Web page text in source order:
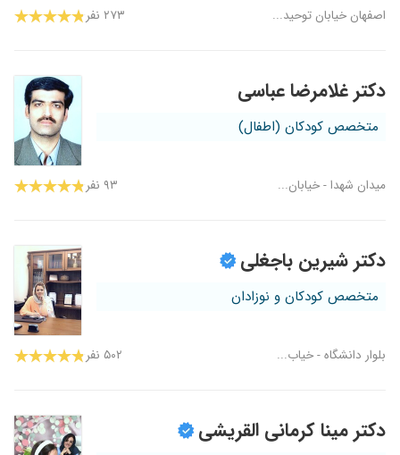
اصفهان خیابان توحید... ۲۷۳ نفر
دکتر غلامرضا عباسی
متخصص کودکان (اطفال)
میدان شهدا - خیابان... ۹۳ نفر
دکتر شیرین باجغلی
متخصص کودکان و نوزادان
بلوار دانشگاه - خیاب... ۵۰۲ نفر
دکتر مینا کرمانی القریشی